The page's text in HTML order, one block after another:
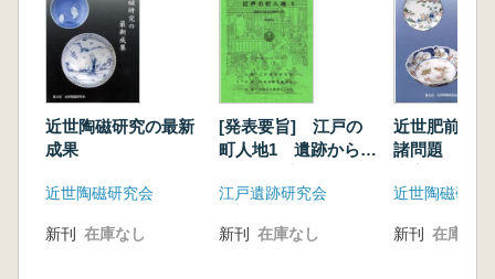
関口広次 備後・姫谷焼の再考
近世陶磁研究の最新
成果
近世陶磁研究会
新刊 在庫なし
[発表要旨] 江戸の
町人地1 遺跡から見
江戸遺跡研究会
新刊 在庫なし
近世肥前磁
諸問題 江戸
料を中心と
近世陶磁研究
新刊 在庫なし